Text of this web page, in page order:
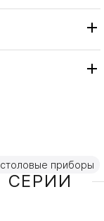
приборы
СЕРИИ